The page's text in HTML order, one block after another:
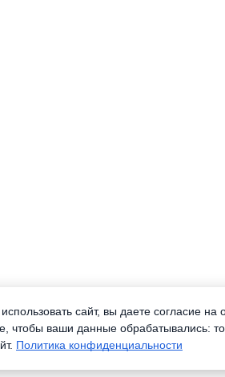
сайт, вы даете согласие
чтобы ваши данные обрабатывались:
Политика конфиденциальности